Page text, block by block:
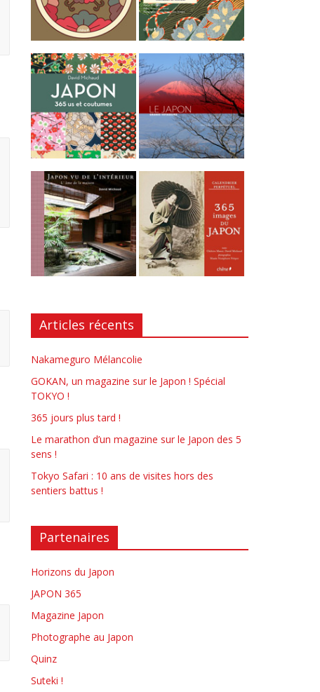
Articles récents
Nakameguro Mélancolie
GOKAN, un magazine sur le Japon ! Spécial
TOKYO !
365 jours plus tard !
Le marathon d’un magazine sur le Japon des 5
sens !
Tokyo Safari : 10 ans de visites hors des
sentiers battus !
Partenaires
Horizons du Japon
JAPON 365
Magazine Japon
Photographe au Japon
Quinz
Suteki !